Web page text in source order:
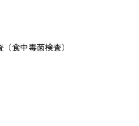
（食中毒菌検査）